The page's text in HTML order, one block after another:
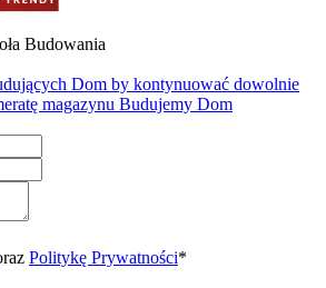
Budowania
Dom by kontynuować dowolnie
magazynu Budujemy Dom
Politykę Prywatności*